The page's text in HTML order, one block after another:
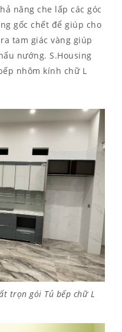
năng che lấp các góc
gốc chết để giúp cho
tam giác vàng giúp
nướng. S.Housing
nhôm kính chữ L
trọn gói Tủ bếp chữ L